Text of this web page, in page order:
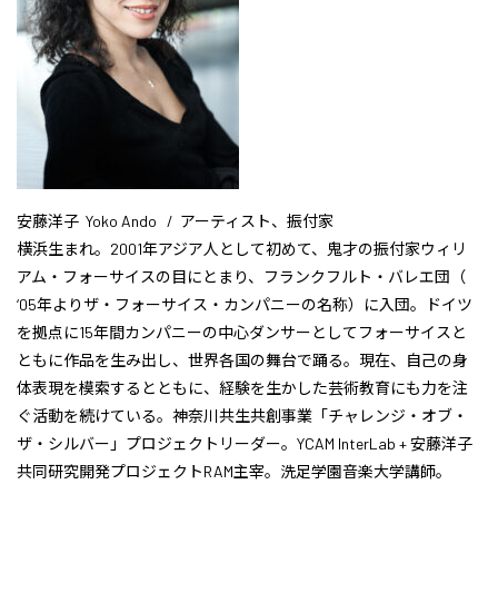
安藤洋子 Yoko Ando / アーティスト、振付家
横浜生まれ。2001年アジア人として初めて、鬼才の振付家ウィリ
アム・フォーサイスの目にとまり、フランクフルト・バレエ団（
‘05年よりザ・フォーサイス・カンパニーの名称）に入団。ドイツ
を拠点に15年間カンパニーの中心ダンサーとしてフォーサイスと
ともに作品を生み出し、世界各国の舞台で踊る。現在、自己の身
体表現を模索するとともに、経験を生かした芸術教育にも力を注
ぐ活動を続けている。神奈川共生共創事業「チャレンジ・オブ・
ザ・シルバー」プロジェクトリーダー。YCAM InterLab + 安藤洋子
共同研究開発プロジェクトRAM主宰。洗足学園音楽大学講師。